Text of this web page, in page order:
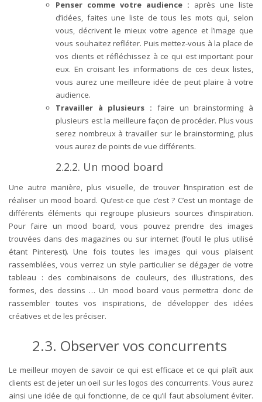
Penser comme votre audience : après une liste
d’idées, faites une liste de tous les mots qui, selon
vous, décrivent le mieux votre agence et l’image que
vous souhaitez refléter. Puis mettez-vous à la place de
vos clients et réfléchissez à ce qui est important pour
eux. En croisant les informations de ces deux listes,
vous aurez une meilleure idée de peut plaire à votre
audience.
Travailler à plusieurs : faire un brainstorming à
plusieurs est la meilleure façon de procéder. Plus vous
serez nombreux à travailler sur le brainstorming, plus
vous aurez de points de vue différents.
2.2.2. Un mood board
Une autre manière, plus visuelle, de trouver l’inspiration est de
réaliser un mood board. Qu’est-ce que c’est ? C’est un montage de
différents éléments qui regroupe plusieurs sources d’inspiration.
Pour faire un mood board, vous pouvez prendre des images
trouvées dans des magazines ou sur internet (l’outil le plus utilisé
étant Pinterest). Une fois toutes les images qui vous plaisent
rassemblées, vous verrez un style particulier se dégager de votre
tableau : des combinaisons de couleurs, des illustrations, des
formes, des dessins … Un mood board vous permettra donc de
rassembler toutes vos inspirations, de développer des idées
créatives et de les préciser.
2.3. Observer vos concurrents
Le meilleur moyen de savoir ce qui est efficace et ce qui plaît aux
clients est de jeter un oeil sur les logos des concurrents. Vous aurez
ainsi une idée de qui fonctionne, de ce qu’il faut absolument éviter.